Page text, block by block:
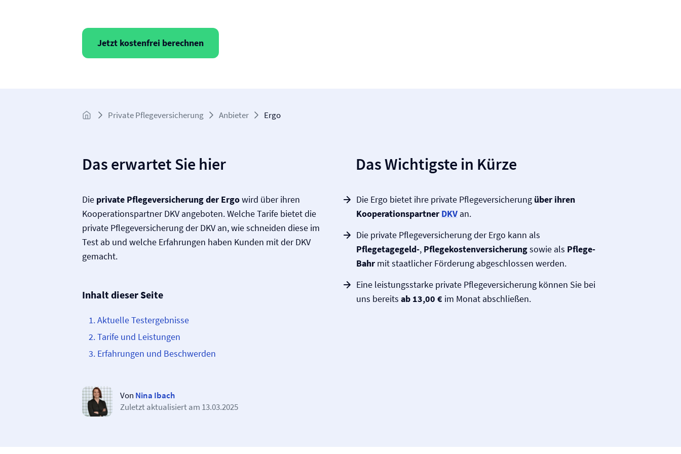
Jetzt kostenfrei berechnen
Private Pflege­versicherung Anbieter Ergo
Das erwartet Sie hier
Die private Pflege­versicherung der Ergowird über ihren
Kooperationspartner DKV angeboten. Welche Tarife bietet die
private Pflege­versicherung der DKV an, wie schneiden diese im
Test ab und welche Erfahrungen haben Kunden mit der DKV
gemacht.
Inhalt dieser Seite
Aktuelle Testergebnisse
Tarife und Leistungen
Erfahrungen und Beschwerden
Von Nina Ibach
Zuletzt aktualisiert am 13.03.2025
Das Wichtigste in Kürze
Die Ergo bietet ihre private Pflege­versicherung über ihren
Kooperationspartner DKV an.
Die private Pflege­versicherung der Ergo kann als
Pflegetagegeld-, Pflegekosten­versicherungsowie als Pflege-
Bahr mit staatlicher Förderung abgeschlossen werden.
Eine leistungsstarke private Pflege­versicherung können Sie bei
uns bereits ab 13,00 € im Monat abschließen.